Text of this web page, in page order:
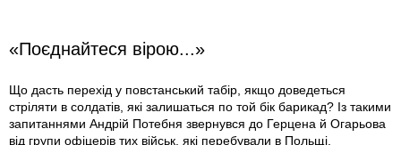
«Поєднайтеся вірою...»
Що дасть перехід у повстанський табір, якщо доведеться
стріляти в солдатів, які залишаться по той бік барикад? Із такими
запитаннями Андрій Потебня звернувся до Герцена й Огарьова
від групи офіцерів тих військ, які перебували в Польщі.